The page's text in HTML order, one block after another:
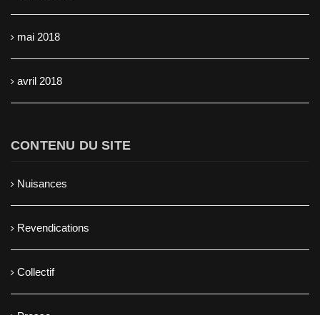
mai 2018
avril 2018
CONTENU DU SITE
Nuisances
Revendications
Collectif